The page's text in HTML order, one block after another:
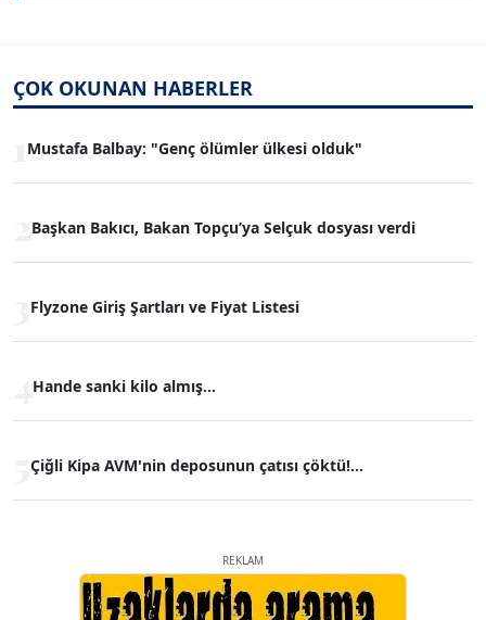
ÇOK OKUNAN HABERLER
Mustafa Balbay: "Genç ölümler ülkesi olduk"
Başkan Bakıcı, Bakan Topçu’ya Selçuk dosyası verdi
Flyzone Giriş Şartları ve Fiyat Listesi
Hande sanki kilo almış...
Çiğli Kipa AVM'nin deposunun çatısı çöktü!...
REKLAM